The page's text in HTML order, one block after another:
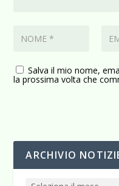
Salva il mio nome,
la prossima volta che
ARCHIVIO